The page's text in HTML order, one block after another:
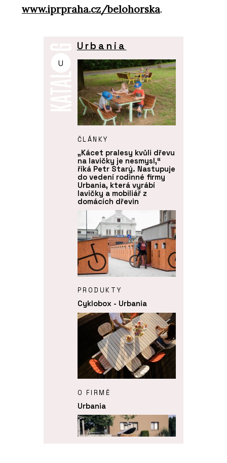
www.iprpraha.cz/belohorska.
U
Urbania
ČLÁNKY
„Kácet pralesy kvůli dřevu
na lavičky je nesmysl,“
říká Petr Starý. Nastupuje
do vedení rodinné firmy
Urbania, která vyrábí
lavičky a mobiliář z
domácích dřevin
PRODUKTY
Cyklobox - Urbania
O FIRMĚ
Urbania